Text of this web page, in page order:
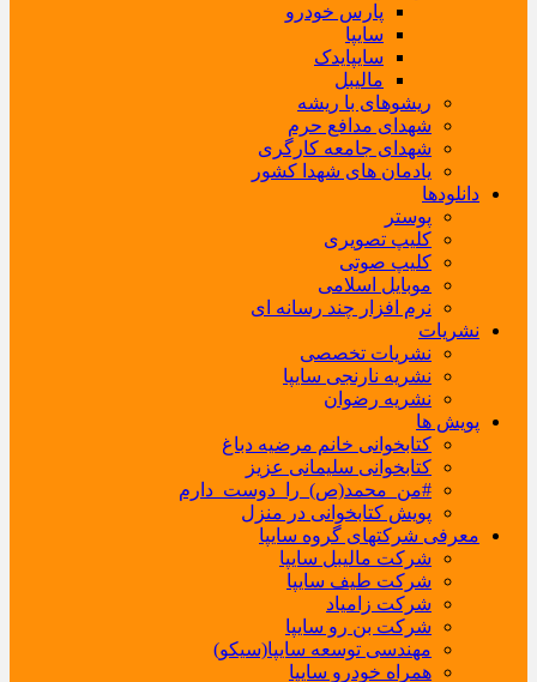
پارس خودرو
سایپا
سایپایدک
مالیبل
ریشوهای با ریشه
شهدای مدافع حرم
شهدای جامعه کارگری
یادمان های شهدا کشور
دانلودها
پوستر
کلیپ تصویری
کلیپ صوتی
موبایل اسلامی
نرم افزار چند رسانه ای
نشریات
نشریات تخصصی
نشریه نارنجی سایپا
نشریه رضوان
پویش ها
کتابخوانی خانم مرضیه دباغ
کتابخوانی سلیمانی عزیز
#من_محمد(ص)_را_دوست_دارم
پویش کتابخوانی در منزل
معرفی شرکتهای گروه سایپا
شرکت مالیبل سایپا
شرکت طیف سایپا
شرکت زامیاد
شرکت بن رو سایپا
مهندسی توسعه سایپا(سیکو)
همراه خودرو سایپا